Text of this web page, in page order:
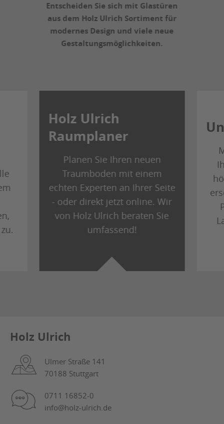
Entscheiden Sie sich mit Glastüren
aus dem Holz Ulrich Sortiment für
modernes Design und viele neue
Gestaltungsmöglichkeiten.
Holz Ulrich
Raumplaner
Planen Sie Ihren neuen
Traumboden mit einem
echten Experten an Ihrer Seite
- oder direkt jetzt online. Wir
von Holz Ulrich beraten Sie
umfassend!
Holz Ulrich
Ulmer Straße 141
70188 Stuttgart
0711 16852-0
info@holz-ulrich.de